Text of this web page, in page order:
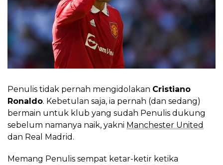
Penulis tidak pernah mengidolakan Cristiano
Ronaldo. Kebetulan saja, ia pernah (dan sedang)
bermain untuk klub yang sudah Penulis dukung
sebelum namanya naik, yakni Manchester United
dan Real Madrid.
Memang Penulis sempat ketar-ketir ketika